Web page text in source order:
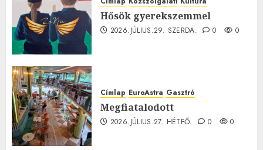
Hősök gyerekszemmel
2026.JÚLIUS.29. SZERDA. 0 0
Címlap EuroAstra Gasztró
Megfiatalodott
2026.JÚLIUS.27. HÉTFŐ. 0 0